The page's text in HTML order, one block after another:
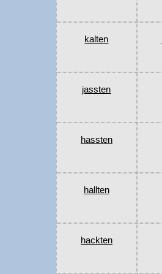
kalten
jassten
hassten
hallten
hackten